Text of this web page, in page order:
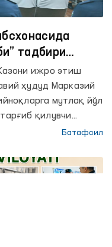
тадбири
ижро этиш
ҳудуд Марказий
мутлақ йўл
қилувчи
Батафсил